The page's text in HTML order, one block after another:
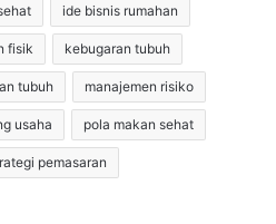
ide bisnis rumahan
fisik kebugaran tubuh
tubuh manajemen risiko
usaha pola makan sehat
pemasaran